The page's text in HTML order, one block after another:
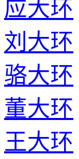
应大环
刘大环
骆大环
董大环
王大环